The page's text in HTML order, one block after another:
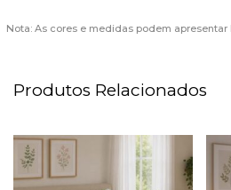
Nota: As cores e medidas podem apresentar
Produtos Relacionados